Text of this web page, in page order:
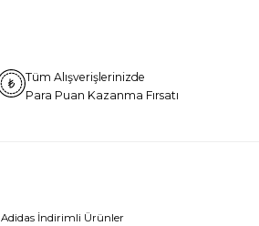
Tüm Alışverişlerinizde
Para Puan Kazanma Fırsatı
Adidas İndirimli Ürünler